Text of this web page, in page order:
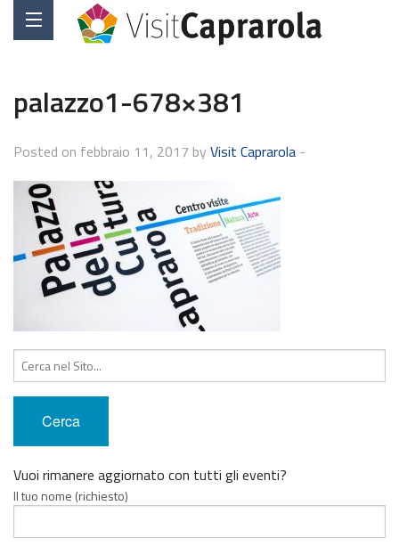
palazzo1-678×381
Posted on febbraio 11, 2017 by Visit Caprarola -
Cerca:
Vuoi rimanere aggiornato con tutti gli eventi?
Il tuo nome (richiesto)